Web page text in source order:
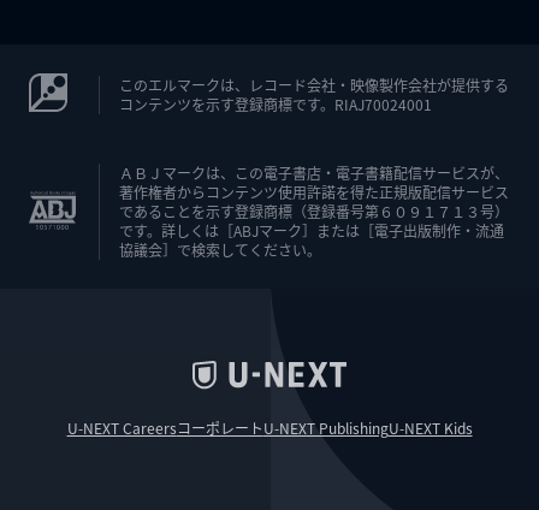
このエルマークは、レコード会社・映像製作会社が提供する
コンテンツを示す登録商標です。RIAJ70024001
ＡＢＪマークは、この電子書店・電子書籍配信サービスが、
著作権者からコンテンツ使用許諾を得た正規版配信サービス
であることを示す登録商標（登録番号第６０９１７１３号）
です。詳しくは［ABJマーク］または［電子出版制作・流通
協議会］で検索してください。
U-NEXT CareersコーポレートU-NEXT PublishingU-NEXT Kids